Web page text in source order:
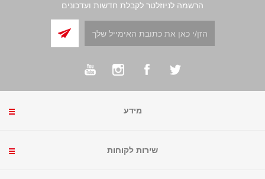
הרשמה לניוזלטר לקבלת חדשות ועדכונים
מידע
שירות לקוחות